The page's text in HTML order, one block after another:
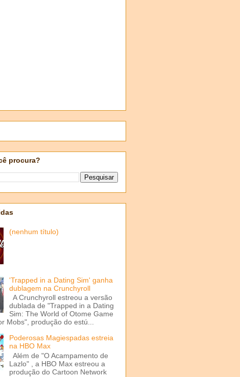
procura?
(nenhum título)
'Trapped in a Dating Sim' ganha
dublagem na Crunchyroll
A Crunchyroll estreou a versão
dublada de "Trapped in a Dating
Sim: The World of Otome Game
Mobs", produção do estú...
Poderosas Magiespadas estreia
na HBO Max
Além de "O Acampamento de
Lazlo" , a HBO Max estreou a
produção do Cartoon Network